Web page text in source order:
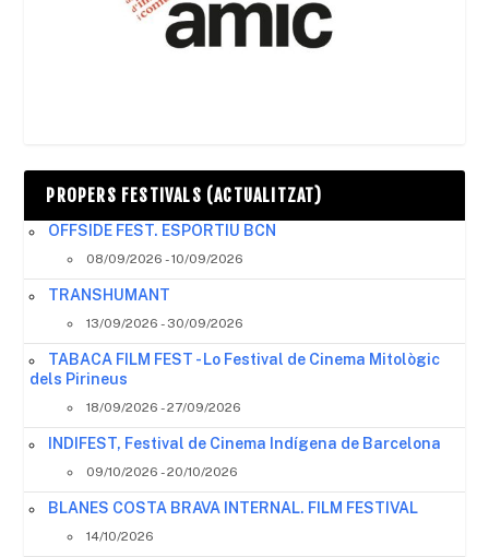
PROPERS FESTIVALS (ACTUALITZAT)
OFFSIDE FEST. ESPORTIU BCN
08/09/2026 - 10/09/2026
TRANSHUMANT
13/09/2026 - 30/09/2026
TABACA FILM FEST - Lo Festival de Cinema Mitològic
dels Pirineus
18/09/2026 - 27/09/2026
INDIFEST, Festival de Cinema Indígena de Barcelona
09/10/2026 - 20/10/2026
BLANES COSTA BRAVA INTERNAL. FILM FESTIVAL
14/10/2026